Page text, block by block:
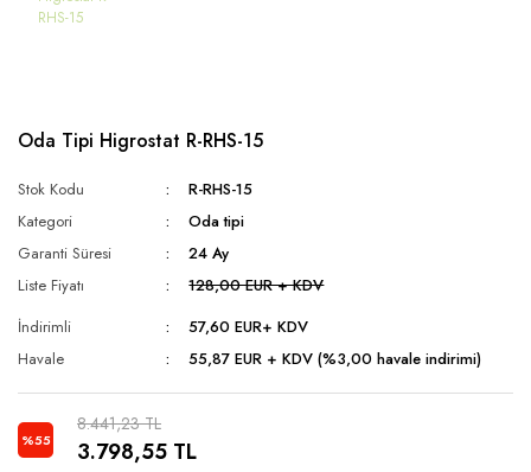
Oda Tipi Higrostat R-RHS-15
Stok Kodu
R-RHS-15
Kategori
Oda tipi
Garanti Süresi
24 Ay
Liste Fiyatı
128,00 EUR + KDV
İndirimli
57,60 EUR+ KDV
Havale
55,87 EUR + KDV (%3,00 havale indirimi)
%55
8.441,23 TL
3.798,55 TL